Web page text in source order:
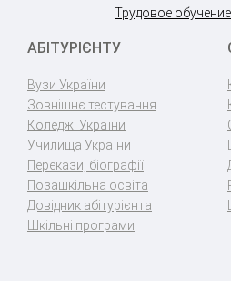
Трудовое
АБІТУРІЄНТУ
Вузи України
Зовнішнє тестування
Коледжі України
Училища України
Перекази, біографії
Позашкільна освіта
Довідник абітурієнта
Шкільні програми